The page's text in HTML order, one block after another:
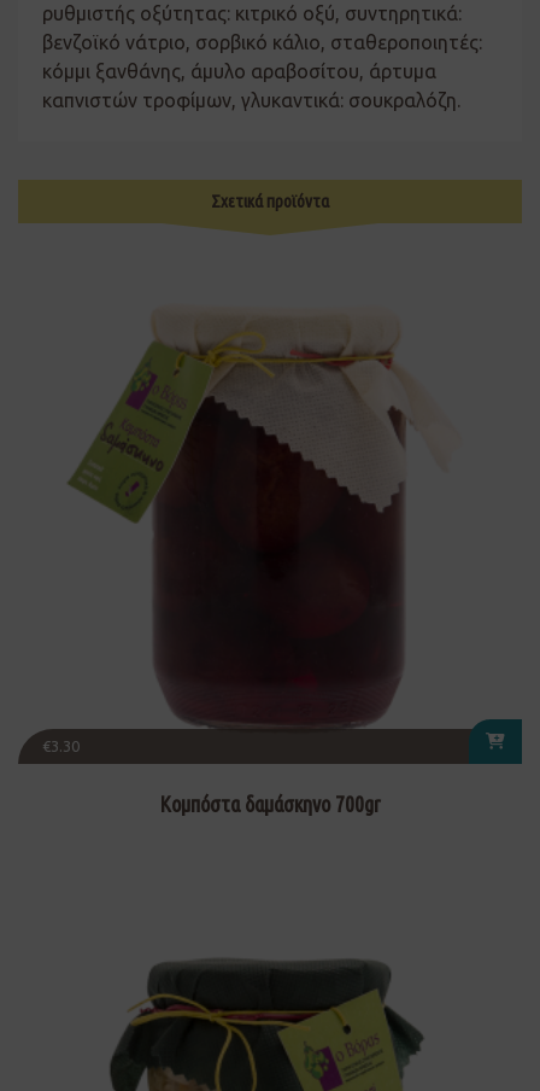
ρυθμιστής οξύτητας: κιτρικό οξύ, συντηρητικά:
βενζοϊκό νάτριο, σορβικό κάλιο, σταθεροποιητές:
κόμμι ξανθάνης, άμυλο αραβοσίτου, άρτυμα
καπνιστών τροφίμων, γλυκαντικά: σουκραλόζη.
Σχετικά προϊόντα
€3.30
Κομπόστα δαμάσκηνο 700gr